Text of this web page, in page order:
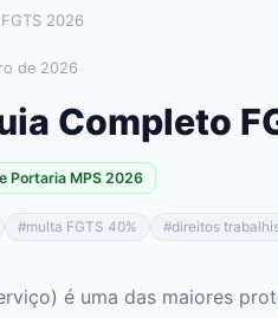
2026
de 2026
Completo
Portaria MPS 2026
#multa FGTS 40% #direitos
é uma das maiores